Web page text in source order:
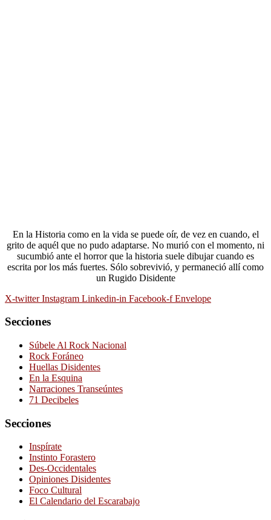
En la Historia como en la vida se puede oír, de vez en cuando, el
grito de aquél que no pudo adaptarse. No murió con el momento, ni
sucumbió ante el horror que la historia suele dibujar cuando es
escrita por los más fuertes. Sólo sobrevivió, y permaneció allí como
un Rugido Disidente
X-twitter Instagram Linkedin-in Facebook-f Envelope
Secciones
Súbele Al Rock Nacional
Rock Foráneo
Huellas Disidentes
En la Esquina
Narraciones Transeúntes
71 Decibeles
Secciones
Inspírate
Instinto Forastero
Des-Occidentales
Opiniones Disidentes
Foco Cultural
El Calendario del Escarabajo